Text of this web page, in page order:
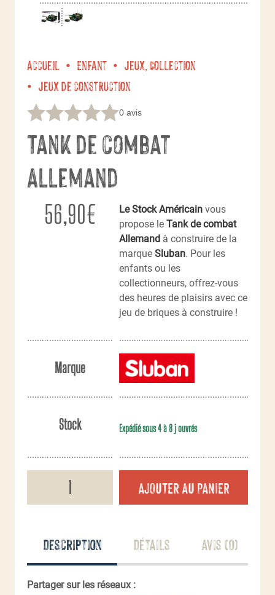
Accueil Enfant
Jeux, Collection
Jeux de construction
0 avis
Tank de combat
Allemand
56,90€ Le Stock Américain vous
propose le Tank de combat
Allemand à construire de la
marque Sluban. Pour les
enfants ou les
collectionneurs, offrez-vous
des heures de plaisirs avec ce
jeu de briques à construire !
Marque
Stock Expédié sous 4 à 8 j ouvrés
AJOUTER AU PANIER
Description Détails Avis (0)
Partager sur les réseaux :